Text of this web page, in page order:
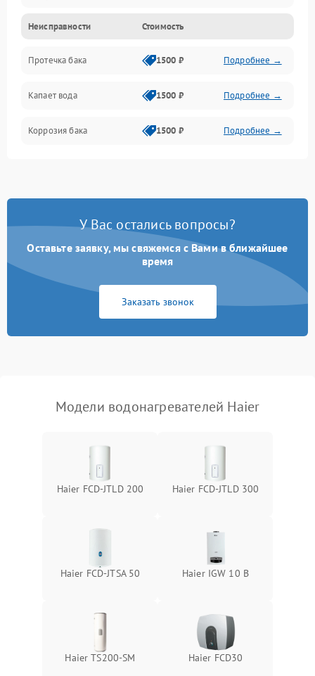
Датчики
Механика
Неисправности Стоимость
Протечка бака 1500 ₽ Подробнее →
Капает вода 1500 ₽ Подробнее →
Коррозия бака 1500 ₽ Подробнее →
У Вас остались вопросы?
Оставьте заявку, мы свяжемся с Вами в ближайшее
время
Заказать звонок
Модели водонагревателей Haier
Haier FCD-JTLD 200 Haier FCD-JTLD 300
Haier FCD-JTSA 50 Haier IGW 10 B
Haier TS200-SM Haier FCD30